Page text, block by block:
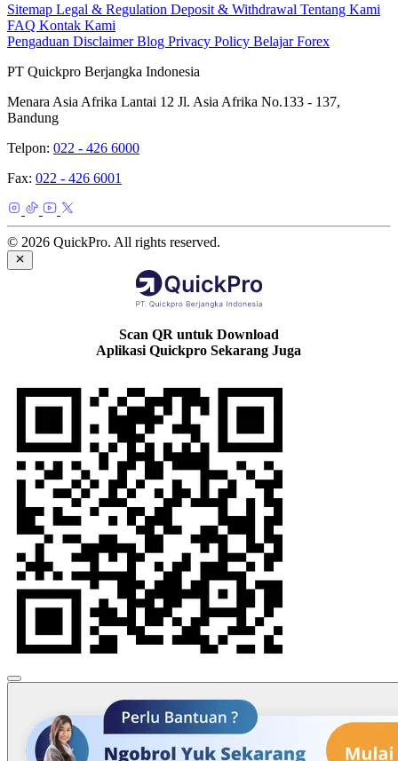
Sitemap Legal & Regulation Deposit & Withdrawal Tentang Kami
FAQ Kontak Kami
Pengaduan DisclaimerBlog Privacy Policy Belajar Forex
PT Quickpro Berjangka Indonesia
Menara Asia Afrika Lantai 12 Jl. Asia Afrika No.133 - 137,
Bandung
Telpon: 022 - 426 6000
Fax: 022 - 426 6001
© 2026 QuickPro. All rights reserved.
Scan QR untuk Download
Aplikasi Quickpro Sekarang Juga